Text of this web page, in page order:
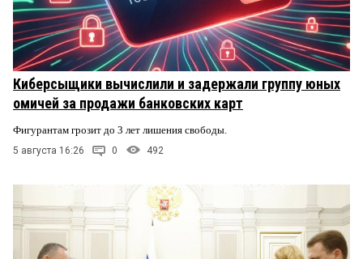
Киберсыщики вычислили и задержали группу юных
омичей за продажи банковских карт
Фигурантам грозит до 3 лет лишения свободы.
5 августа 16:26 0 492